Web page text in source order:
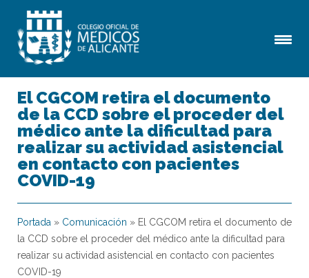
El CGCOM retira el documento
de la CCD sobre el proceder del
médico ante la dificultad para
realizar su actividad asistencial
en contacto con pacientes
COVID-19
Portada » Comunicación » El CGCOM retira el documento de
la CCD sobre el proceder del médico ante la dificultad para
realizar su actividad asistencial en contacto con pacientes
COVID-19